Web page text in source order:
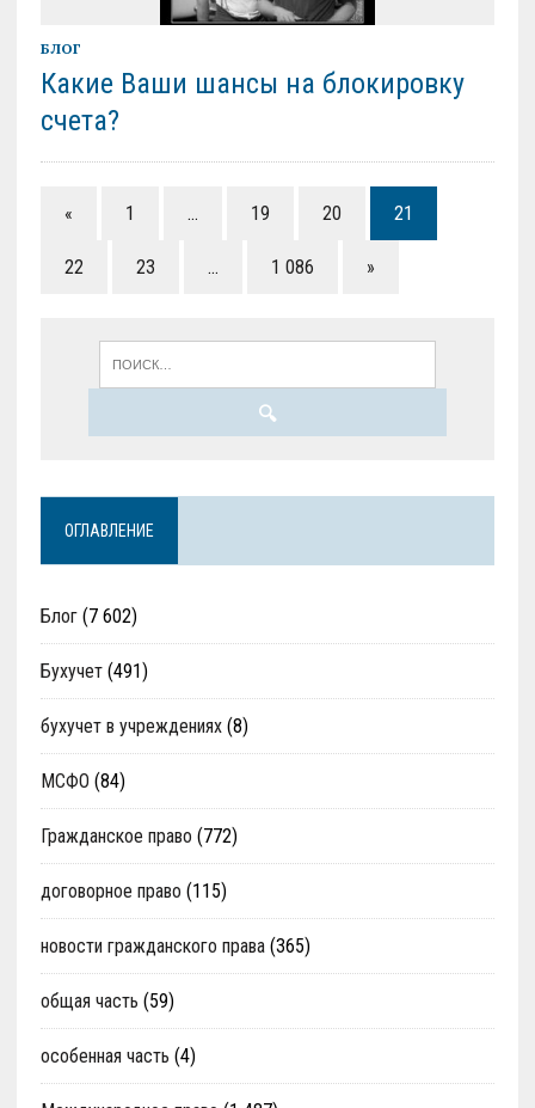
БЛОГ
Какие Ваши шансы на блокировку
счета?
« 1 … 19 20 21
22 23 … 1 086 »
ОГЛАВЛЕНИЕ
Блог(7 602)
Бухучет(491)
бухучет в учреждениях(8)
МСФО (84)
Гражданское право (772)
договорное право (115)
новости гражданского права(365)
общая часть (59)
особенная часть (4)